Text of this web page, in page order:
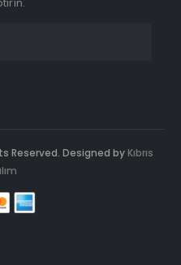
Reserved. Designed by Kıbrıs